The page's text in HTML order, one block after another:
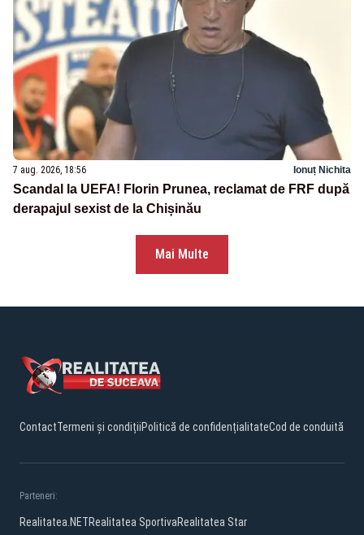
7 aug. 2026, 18:56 Ionuț Nichita
Scandal la UEFA! Florin Prunea, reclamat de FRF după
derapajul sexist de la Chișinău
Mai Multe
ContactTermeni și condițiiPolitică de confidențialitateCod de conduită
Parteneri:
Realitatea.NETRealitatea SportivaRealitatea Star